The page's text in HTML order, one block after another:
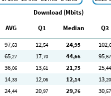
Download (Mbits)
AVG Q1 Median Q3
97,63 12,54 24,95 102,6
65,27 17,70 44,66 95,67
36,06 13,61 21,75 25,44
14,33 12,06 12,14 13,20
24,44 20,97 29,76 30,57